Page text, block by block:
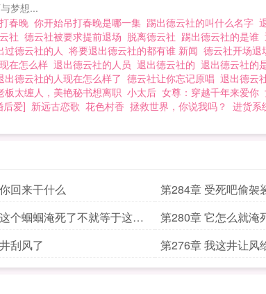
梦想...
春晚 你开始吊打春晚是哪一集 踢出德云社的叫什么名字
社 德云社被要求提前退场 脱离德云社 踢出德云社的是谁
过德云社的人 将要退出德云社的都有谁 新闻 德云社开场退
在怎么样 退出德云社的人员 退出德云社的 退出德云社的
出德云社的人现在怎么样了 德云社让你忘记原唱 退出德云
板太缠人，美艳秘书想离职 小太后 女尊：穿越千年来爱你
后爱] 新远古恋歌 花色村香 拯救世界，你说我吗？ 进货系
回来干什么 第284章 受死吧偷袈
个蝈蝈淹死了不就等于这个
给淹死了吗
第280章 它怎么就淹
刮风了 第276章 我这井让风